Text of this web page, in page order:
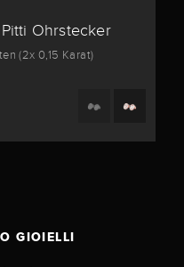
Ohrstecker
(2x 0,15 Karat)
GIOIELLI